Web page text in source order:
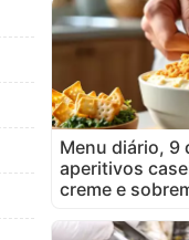
Menu diário, 9
aperitivos
creme e